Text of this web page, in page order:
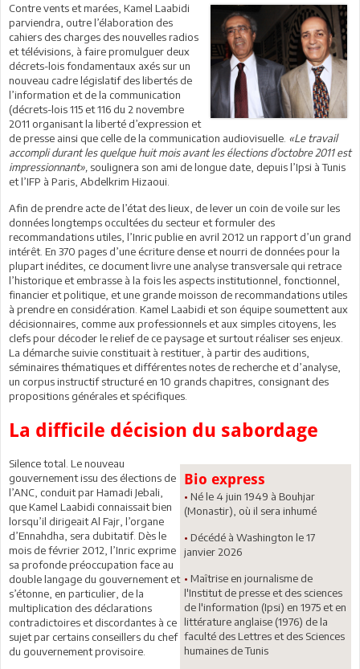
Contre vents et marées, Kamel Laabidi
parviendra, outre l’élaboration des
cahiers des charges des nouvelles radios
et télévisions, à faire promulguer deux
décrets-lois fondamentaux axés sur un
nouveau cadre législatif des libertés de
l’information et de la communication
(décrets-lois 115 et 116 du 2 novembre
2011 organisant la liberté d’expression et
de presse ainsi que celle de la communication audiovisuelle. «Le travail
accompli durant les quelque huit mois avant les élections d’octobre 2011 est
impressionnant», soulignera son ami de longue date, depuis l’Ipsi à Tunis
et l’IFP à Paris, Abdelkrim Hizaoui.
Afin de prendre acte de l’état des lieux, de lever un coin de voile sur les
données longtemps occultées du secteur et formuler des
recommandations utiles, l’Inric publie en avril 2012 un rapport d’un grand
intérêt. En 370 pages d’une écriture dense et nourri de données pour la
plupart inédites, ce document livre une analyse transversale qui retrace
l’historique et embrasse à la fois les aspects institutionnel, fonctionnel,
financier et politique, et une grande moisson de recommandations utiles
à prendre en considération. Kamel Laabidi et son équipe soumettent aux
décisionnaires, comme aux professionnels et aux simples citoyens, les
clefs pour décoder le relief de ce paysage et surtout réaliser ses enjeux.
La démarche suivie constituait à restituer, à partir des auditions,
séminaires thématiques et différentes notes de recherche et d’analyse,
un corpus instructif structuré en 10 grands chapitres, consignant des
propositions générales et spécifiques.
La difficile décision du sabordage
Bio express
• Né le 4 juin 1949 à Bouhjar
(Monastir), où il sera inhumé
• Décédé à Washington le 17
janvier 2026
• Maîtrise en journalisme de
l'Institut de presse et des sciences
de l'information (Ipsi) en 1975 et en
littérature anglaise (1976) de la
faculté des Lettres et des Sciences
humaines de Tunis
Silence total. Le nouveau
gouvernement issu des élections de
l’ANC, conduit par Hamadi Jebali,
que Kamel Laabidi connaissait bien
lorsqu’il dirigeait Al Fajr, l’organe
d’Ennahdha, sera dubitatif. Dès le
mois de février 2012, l’Inric exprime
sa profonde préoccupation face au
double langage du gouvernement et
s’étonne, en particulier, de la
multiplication des déclarations
contradictoires et discordantes à ce
sujet par certains conseillers du chef
du gouvernement provisoire.